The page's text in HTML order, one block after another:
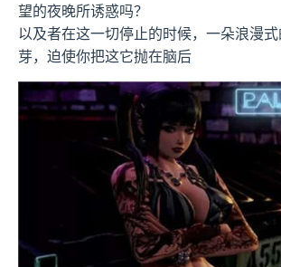
望的夜晚所诱惑吗？
以及者在这一切停止的时候，一朵浪漫
芽，迫使你把这它抛在脑后